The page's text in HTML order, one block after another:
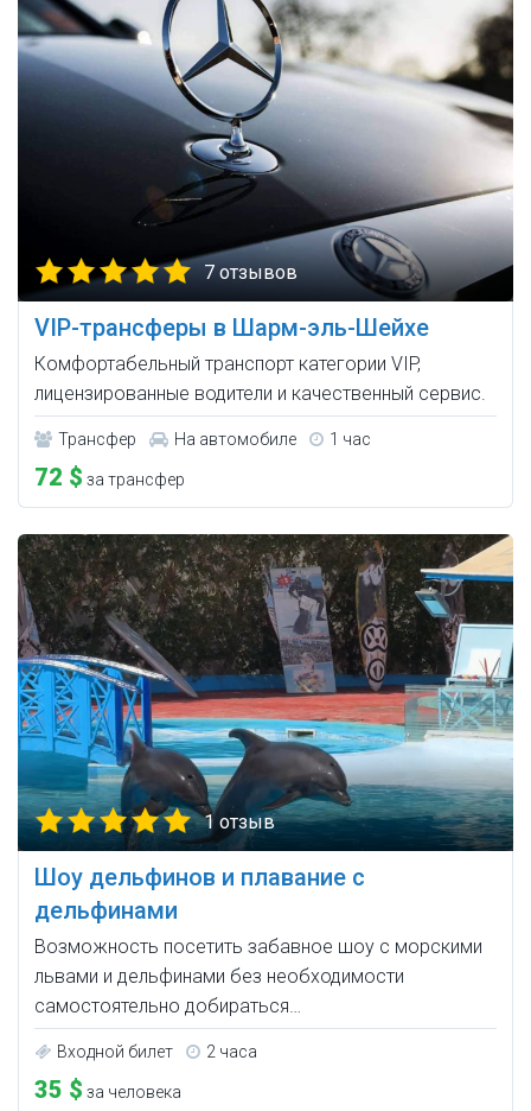
7 отзывов
VIP-трансферы в Шарм-эль-Шейхе
Комфортабельный транспорт категории VIP,
лицензированные водители и качественный сервис.
Трансфер На автомобиле 1 час
72 $ за трансфер
1 отзыв
Шоу дельфинов и плавание с
дельфинами
Возможность посетить забавное шоу с морскими
львами и дельфинами без необходимости
самостоятельно добираться…
Входной билет 2 часа
35 $ за человека